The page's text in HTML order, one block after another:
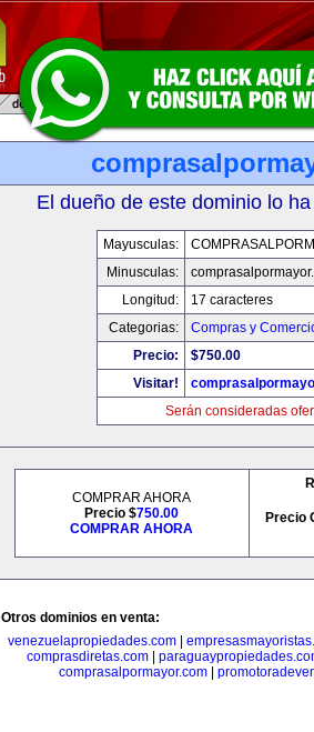
El dueño de este dominio lo
Mayusculas:
Minusculas:
Longitud:
17 caracteres
Categorias:
Compras y
Precio:
$750.00
Visitar!
Serán consideradas
COMPRAR AHORA
Precio $750.00
COMPRAR AHORA
Precio
Otros dominios en venta:
venezuelapropiedades.com|
comprasdiretas.com
comprasalpormayor.com|